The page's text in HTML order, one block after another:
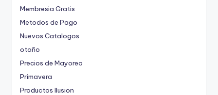
Membresia Gratis
Metodos de Pago
Nuevos Catalogos
otoño
Precios de Mayoreo
Primavera
Productos Ilusion